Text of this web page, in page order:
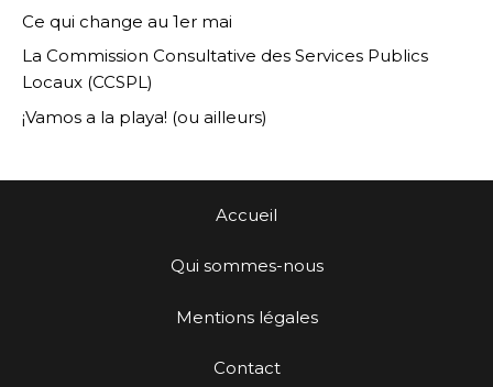
Ce qui change au 1er mai
La Commission Consultative des Services Publics
Locaux (CCSPL)
¡Vamos a la playa! (ou ailleurs)
Accueil
Qui sommes-nous
Mentions légales
Contact